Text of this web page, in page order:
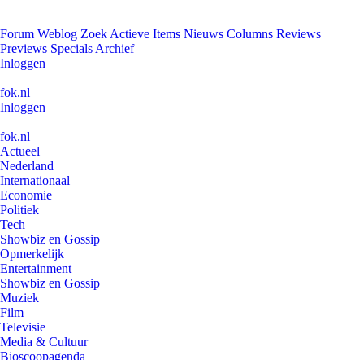
Forum Weblog Zoek Actieve Items Nieuws Columns Reviews
Previews Specials Archief
Inloggen
fok.nl
Inloggen
fok.nl
Actueel
Nederland
Internationaal
Economie
Politiek
Tech
Showbiz en Gossip
Opmerkelijk
Entertainment
Showbiz en Gossip
Muziek
Film
Televisie
Media & Cultuur
Bioscoopagenda